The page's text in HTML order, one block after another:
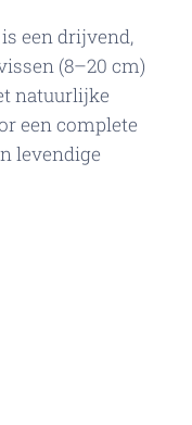
een drijvend,
(8–20 cm)
natuurlijke
een complete
levendige